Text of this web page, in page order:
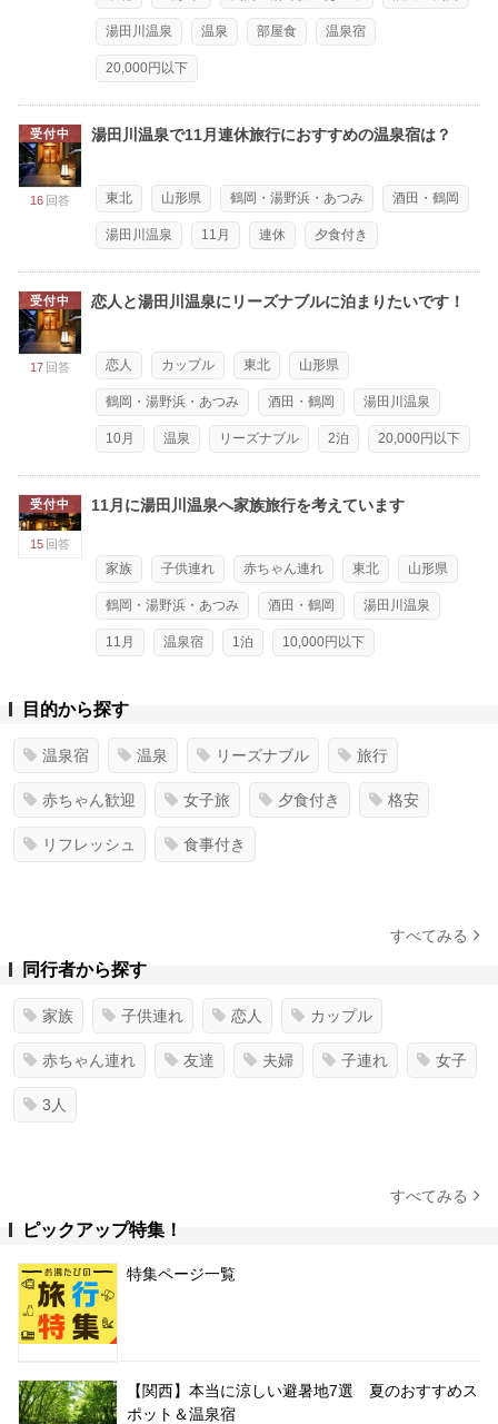
湯田川温泉 温泉 部屋食 温泉宿
20,000円以下
受付中
16 回答
湯田川温泉で11月連休旅行におすすめの温泉宿は？
東北 山形県 鶴岡・湯野浜・あつみ 酒田・鶴岡
湯田川温泉 11月 連休 夕食付き
受付中
17 回答
恋人と湯田川温泉にリーズナブルに泊まりたいです！
恋人 カップル 東北 山形県
鶴岡・湯野浜・あつみ 酒田・鶴岡 湯田川温泉
10月 温泉 リーズナブル 2泊 20,000円以下
受付中
15 回答
11月に湯田川温泉へ家族旅行を考えています
家族 子供連れ 赤ちゃん連れ 東北 山形県
鶴岡・湯野浜・あつみ 酒田・鶴岡 湯田川温泉
11月 温泉宿 1泊 10,000円以下
目的から探す
温泉宿 温泉 リーズナブル 旅行
赤ちゃん歓迎 女子旅 夕食付き 格安
リフレッシュ 食事付き
すべてみる
同行者から探す
家族 子供連れ 恋人 カップル
赤ちゃん連れ 友達 夫婦 子連れ 女子
3人
すべてみる
ピックアップ特集！
特集ページ一覧
【関西】本当に涼しい避暑地7選 夏のおすすめス
ポット＆温泉宿